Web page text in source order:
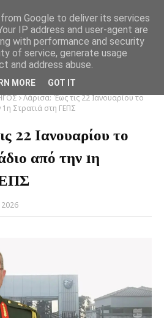
Λάρισα: Έως τις 22 Ιανουαρίου το
Στρατιά στη ΓΕΠΣ
22 Ιανουαρίου το
από την 1η
Google to deliver its services
IP address and user-agent are
with performance and security
of service, generate usage
and address abuse.
MORE GOT IT